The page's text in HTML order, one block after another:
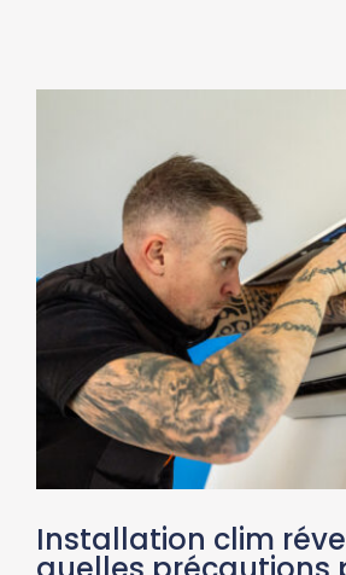
Installation clim